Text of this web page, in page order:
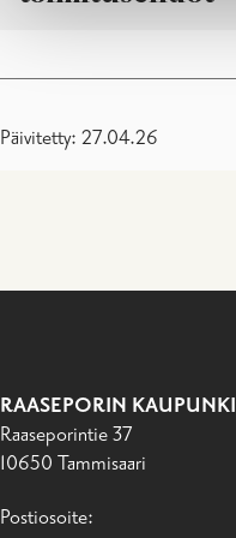
Päivitetty: 27.04.26
RAASEPORIN KAUPUNKI
Raaseporintie 37
10650 Tammisaari
Postiosoite: